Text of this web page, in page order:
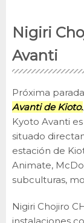
Nigiri
Avanti
Próxima
Avanti de Kioto.
Kyoto Avanti
situado
estación de
Animate,
subculturas,
Nigiri Chojiro